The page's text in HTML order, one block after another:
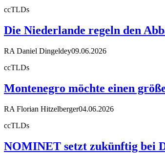
ccTLDs
Die Niederlande regeln den
RA Daniel Dingeldey09.06.2026
ccTLDs
Montenegro möchte einen
RA Florian Hitzelberger04.06.2026
ccTLDs
NOMINET setzt zukünftig bei